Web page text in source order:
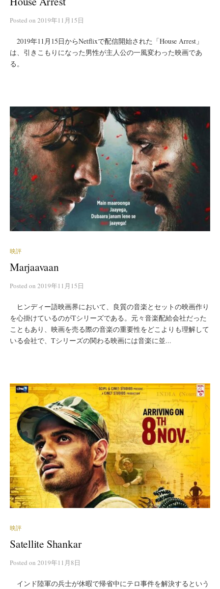
Posted on 2019年11月15日
2019年11月15日からNetflixで配信開始された「House Arrest」
は、引きこもりになった男性が主人公の一風変わった映画であ
る。
映評
Marjaavaan
Posted on 2019年11月15日
ヒンディー語映画界において、良質の音楽とセットの映画作り
を心掛けているのがTシリーズである。元々音楽配給会社だった
こともあり、映画を売る際の音楽の重要性をどこよりも理解して
いる会社で、Tシリーズの関わる映画には音楽に並...
映評
Satellite Shankar
Posted on 2019年11月8日
インド陸軍の兵士が休暇で帰省中にテロ事件を解決するという